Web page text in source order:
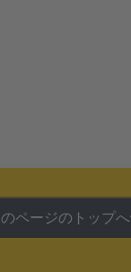
のページのトップへ